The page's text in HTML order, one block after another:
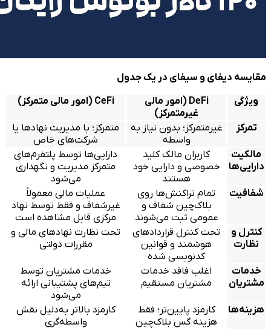
مقایسه دیفای و سیفای در یک جدول
ویژگی
DeFi ( امور مالی
غیرمتمرکز)
CeFi ( امور مالی متمرکز)
تمرکز
غیرمتمرکز؛ بدون نیاز به
واسطه
متمرکز؛ با مدیریت نهادها یا
شرکت‌های خاص
مالکیت
دارایی‌ها
کاربران مالک کلید
خصوصی و دارایی خود
هستند
دارایی‌ها توسط پلتفرم‌های
متمرکز مدیریت و نگهداری
می‌شود
شفافیت
تمام تراکنش‌ها روی
بلاک‌چین شفاف و
عمومی ثبت می‌شوند
عملیات مالی معمولاً
غیرشفاف و فقط توسط نهاد
مرکزی قابل مشاهده است
کنترل و
نظارت
تحت کنترل قراردادهای
هوشمند و قوانین
کدنویسی شده
تحت نظارت نهادهای مالی و
مقررات دولتی
خدمات
مشتریان
اغلب فاقد خدمات
مشتریان مستقیم
خدمات مشتریان توسط
تیم‌های پشتیبانی ارائه
می‌شود
هزینه‌ها
کارمزد پایین‌تر؛ فقط
هزینه گس بلاک‌چین
کارمزد بالاتر به‌دلیل نقش
واسطه‌گری